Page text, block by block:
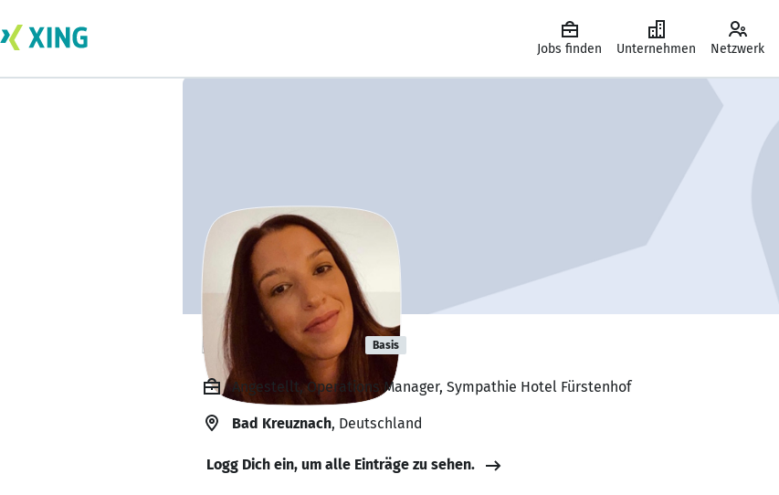
Jobs finden Unternehmen Netzwerk
Elif Karayagiz Basis
Angestellt, Operations Manager, Sympathie Hotel Fürstenhof
Bad Kreuznach, Deutschland
Logg Dich ein, um alle Einträge zu sehen.